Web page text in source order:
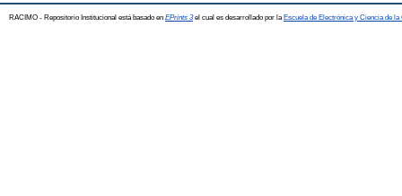
RACIMO - Repositorio Institucional está basado en EPrints 3el cual es desarrollado por la Escuela de Electrónica y Ciencia de la